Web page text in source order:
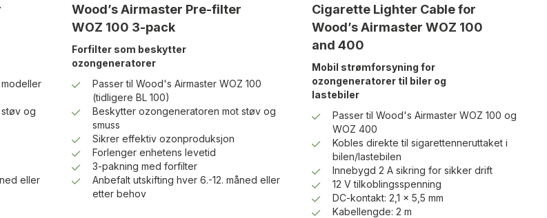
og
eller
Wood’s Airmaster Pre-filter
WOZ 100 3-pack
Forfilter som beskytter
ozongeneratorer
Passer til Wood's Airmaster WOZ 100
(tidligere BL 100)
Beskytter ozongeneratoren mot støv og
smuss
Sikrer effektiv ozonproduksjon
Forlenger enhetens levetid
3-pakning med forfilter
Anbefalt utskifting hver 6.-12. måned eller
etter behov
Cigarette Lighter Cable for
Wood’s Airmaster WOZ 100
and 400
Mobil strømforsyning for
ozongeneratorer til biler og
lastebiler
Passer til Wood's Airmaster WOZ 100 og
WOZ 400
Kobles direkte til sigarettenneruttaket i
bilen/lastebilen
Innebygd 2 A sikring for sikker drift
12 V tilkoblingsspenning
DC-kontakt: 2,1 x 5,5 mm
Kabellengde: 2 m